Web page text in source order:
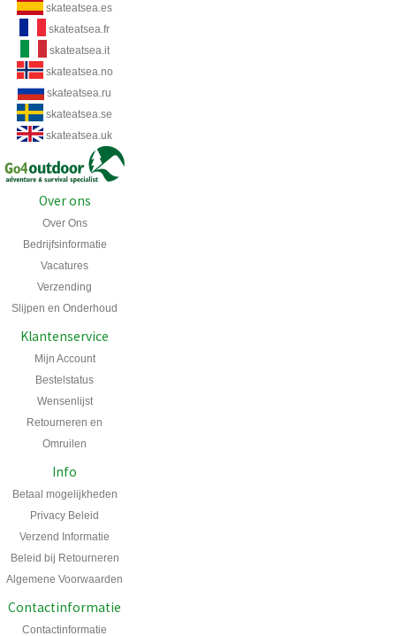
skateatsea.es
skateatsea.fr
skateatsea.it
skateatsea.no
skateatsea.ru
skateatsea.se
skateatsea.uk
Over ons
Over Ons
Bedrijfsinformatie
Vacatures
Verzending
Slijpen en Onderhoud
Klantenservice
Mijn Account
Bestelstatus
Wensenlijst
Retourneren en
Omruilen
Info
Betaal mogelijkheden
Privacy Beleid
Verzend Informatie
Beleid bij Retourneren
Algemene Voorwaarden
Contactinformatie
Contactinformatie